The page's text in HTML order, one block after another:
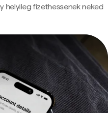
helyileg fizethessenek neked